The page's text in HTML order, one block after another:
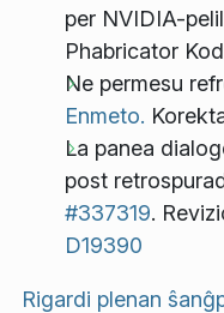
per NVIDIA-
Phabricator
Ne permesu
Enmeto.
La panea
post
#337319.
D19390
Rigardi plenan